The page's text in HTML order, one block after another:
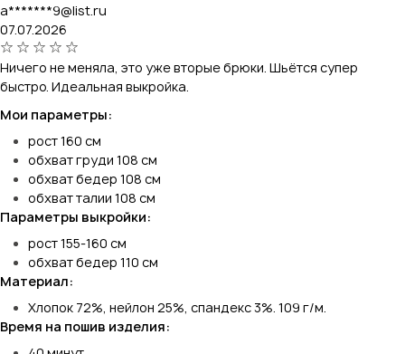
a*******9@list.ru
07.07.2026
Ничего не меняла, это уже вторые брюки. Шьётся супер
быстро. Идеальная выкройка.
Мои параметры:
рост 160 см
обхват груди 108 см
обхват бедер 108 см
обхват талии 108 см
Параметры выкройки:
рост 155-160 см
обхват бедер 110 см
Материал:
Хлопок 72%, нейлон 25%, спандекс 3%. 109 г/м.
Время на пошив изделия: